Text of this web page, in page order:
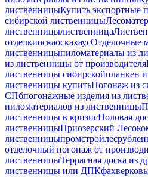
лиственницыКупить экспортные
сибирской лиственницы
лиственницылиственница
отделкиоскаоскахаусОтделочные
лиственницыпиломатериалы из
из лиственницы от производителя
лиственницы сибирскойпланкен
лиственницы купитьПогонаж из
СПбпогонажные изделия из
пиломатериалов из лиственницы
лиственницы в кризисПоловая
лиственницыПриозерский
лиственницыпромстройлес
отделочный погонаж от
лиственницыТеррасная доска из
лиственницы или ДПК